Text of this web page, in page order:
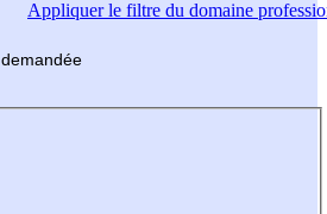
Appliquerle filtre du domaine
demandée